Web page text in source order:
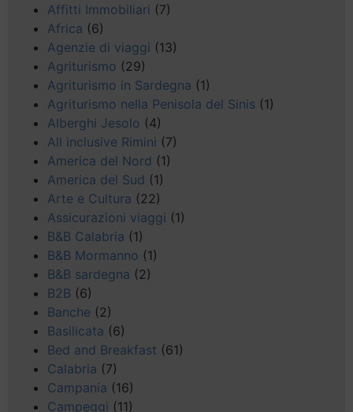
Affitti Immobiliari (7)
Africa (6)
Agenzie di viaggi (13)
Agriturismo (29)
Agriturismo in Sardegna (1)
Agriturismo nella Penisola del Sinis (1)
Alberghi Jesolo (4)
All inclusive Rimini (7)
America del Nord (1)
America del Sud (1)
Arte e Cultura (22)
Assicurazioni viaggi (1)
B&B Calabria (1)
B&B Mormanno (1)
B&B sardegna (2)
B2B (6)
Banche (2)
Basilicata (6)
Bed and Breakfast (61)
Calabria (7)
Campania (16)
Campeggi (11)